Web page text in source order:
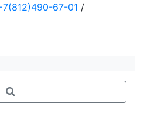
67-01 /